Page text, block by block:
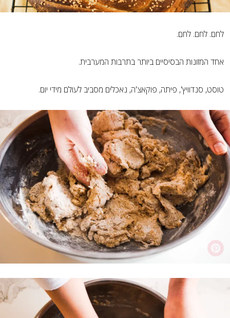
לחם. לחם. לחם.
אחד המזונות הבסיסיים ביותר בתרבות המערבית.
טוסט, סנדוויץ', פיתה, פוקאצ'ה, נאכלים מסביב לעולם מידי יום.